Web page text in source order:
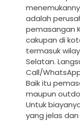
adalah
pemasangan
cakupan di
termasuk
Selatan.
Call/
Baik itu
maupun
Untuk
yang jelas